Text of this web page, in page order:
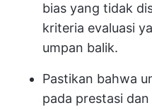
bias yang tidak
kriteria evaluasi
umpan balik.
Pastikan bahwa
pada prestasi